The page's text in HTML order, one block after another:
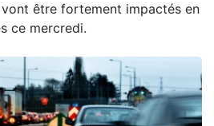
vont être fortement impactés en
ce mercredi.